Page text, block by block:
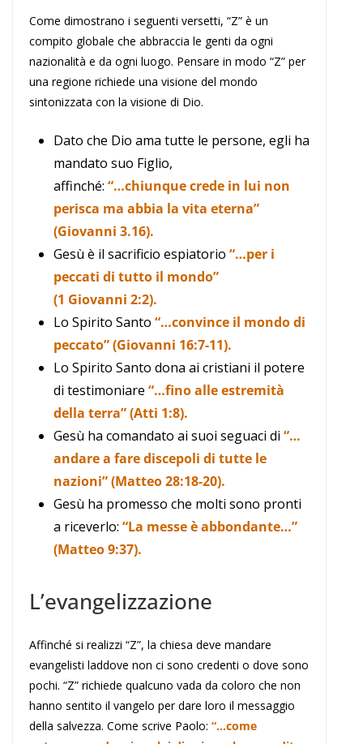
Come dimostrano i seguenti versetti, “Z” è un
compito globale che abbraccia le genti da ogni
nazionalità e da ogni luogo. Pensare in modo “Z” per
una regione richiede una visione del mondo
sintonizzata con la visione di Dio.
Dato che Dio ama tutte le persone, egli ha
mandato suo Figlio,
affinché: “…chiunque crede in lui non
perisca ma abbia la vita eterna”
(Giovanni 3.16).
Gesù è il sacrificio espiatorio “…per i
peccati di tutto il mondo”
(1 Giovanni 2:2).
Lo Spirito Santo “…convince il mondo di
peccato” (Giovanni 16:7-11).
Lo Spirito Santo dona ai cristiani il potere
di testimoniare “…fino alle estremità
della terra” (Atti 1:8).
Gesù ha comandato ai suoi seguaci di “…
andare a fare discepoli di tutte le
nazioni” (Matteo 28:18-20).
Gesù ha promesso che molti sono pronti
a riceverlo: “La messe è abbondante…”
(Matteo 9:37).
L’evangelizzazione
Affinché si realizzi “Z”, la chiesa deve mandare
evangelisti laddove non ci sono credenti o dove sono
pochi. “Z” richiede qualcuno vada da coloro che non
hanno sentito il vangelo per dare loro il messaggio
della salvezza. Come scrive Paolo: “…come